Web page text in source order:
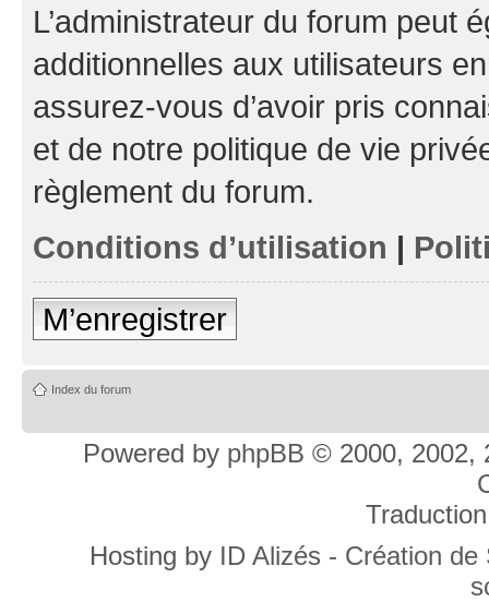
L’administrateur du forum peut
additionnelles aux utilisateurs
assurez-vous d’avoir pris
et de notre politique de vie
règlement du forum.
Conditions d’utilisation |
M’enregistrer
Index du forum
Powered by phpBB © 2000, 2002,
Hosting by ID Alizés - Création